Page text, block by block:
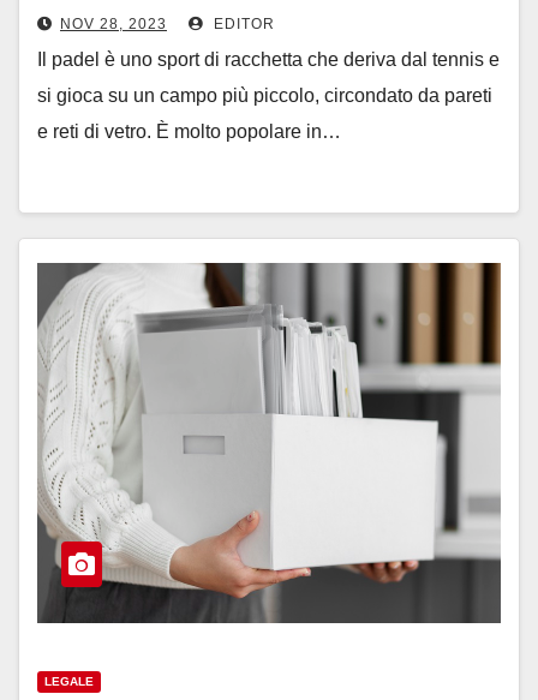
NOV 28, 2023 EDITOR
Il padel è uno sport di racchetta che deriva dal tennis e
si gioca su un campo più piccolo, circondato da pareti
e reti di vetro. È molto popolare in…
LEGALE